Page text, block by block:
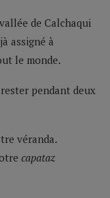
de Calchaqui
assigné à
le monde.
pendant deux
véranda.
capataz